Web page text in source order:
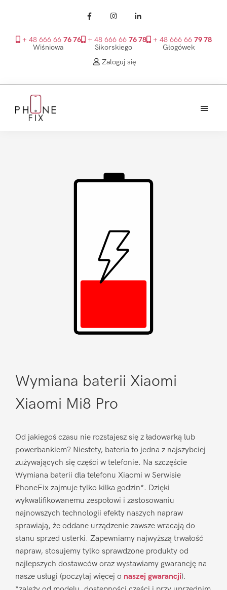
+ 48 666 66 76 76
Wiśniowa
+ 48 666 66 76 78
Sikorskiego
+ 48 666 66 79 78
Głogówek
Zaloguj się
głównego
Wymiana baterii Xiaomi
Xiaomi Mi8 Pro
Od jakiegoś czasu nie rozstajesz się z ładowarką lub
powerbankiem? Niestety, bateria to jedna z najszybciej
zużywających się części w telefonie. Na szczęście
Wymiana baterii dla telefonu Xiaomi w Serwisie
PhoneFix zajmuje tylko kilka godzin*. Dzięki
wykwalifikowanemu zespołowi i zastosowaniu
najnowszych technologii efekty naszych napraw
sprawiają, że oddane urządzenie zawsze wracają do
stanu sprzed usterki. Zapewniamy najwyższą trwałość
napraw, stosujemy tylko sprawdzone produkty od
najlepszych dostawców oraz wystawiamy gwarancję na
nasze usługi (poczytaj więcej o naszej gwarancji).